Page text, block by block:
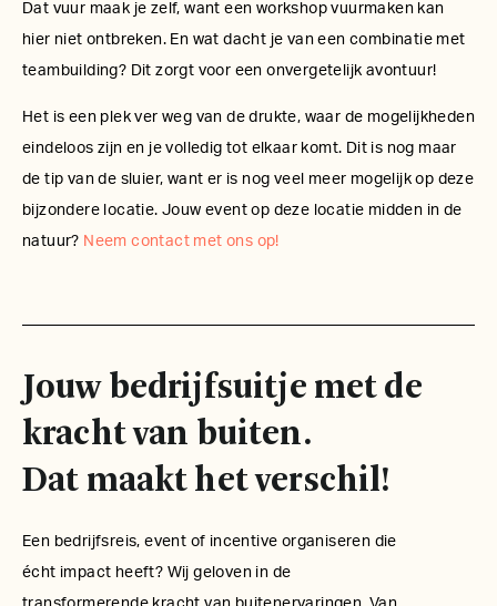
Dat vuur maak je zelf, want een workshop vuurmaken kan
hier niet ontbreken. En wat dacht je van een combinatie met
teambuilding? Dit zorgt voor een onvergetelijk avontuur!
Het is een plek ver weg van de drukte, waar de mogelijkheden
eindeloos zijn en je volledig tot elkaar komt. Dit is nog maar
de tip van de sluier, want er is nog veel meer mogelijk op deze
bijzondere locatie. Jouw event op deze locatie midden in de
natuur? Neem contact met ons op!
Jouw bedrijfsuitje met de
kracht van buiten.
Dat maakt het verschil!
Een bedrijfsreis, event of incentive organiseren die
écht impact heeft? Wij geloven in de